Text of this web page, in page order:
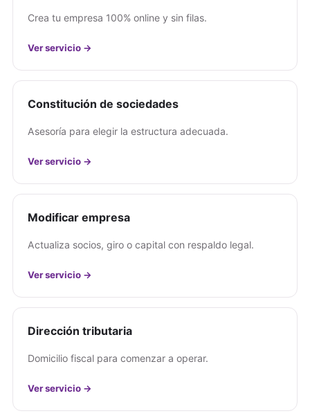
Crea tu empresa 100% online y sin filas.
Ver servicio →
Constitución de sociedades
Asesoría para elegir la estructura adecuada.
Ver servicio →
Modificar empresa
Actualiza socios, giro o capital con respaldo legal.
Ver servicio →
Dirección tributaria
Domicilio fiscal para comenzar a operar.
Ver servicio →